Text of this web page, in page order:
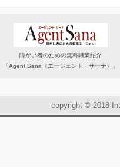
障がい者のための無料職業紹介
「Agent Sana（エージェント・サーナ）」
copyright © 2018